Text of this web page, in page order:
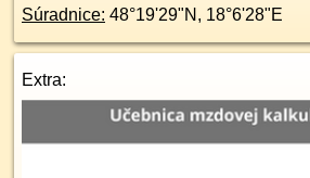
Súradnice: 48°19'29"N , 18°6'28"E
Extra: